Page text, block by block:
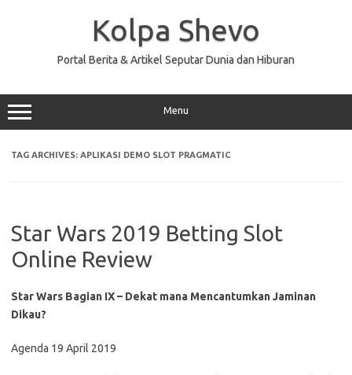
Kolpa Shevo
Portal Berita & Artikel Seputar Dunia dan Hiburan
Menu
TAG ARCHIVES: APLIKASI DEMO SLOT PRAGMATIC
Star Wars 2019 Betting Slot
Online Review
Star Wars Bagian IX – Dekat mana Mencantumkan Jaminan
Dikau?
Agenda 19 April 2019